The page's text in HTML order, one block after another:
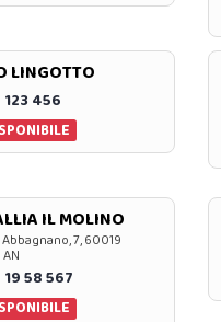
LINGOTTO
456
IL MOLINO
7, 60019
58 567